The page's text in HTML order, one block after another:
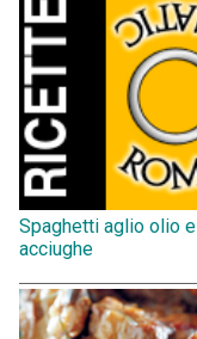
Spaghetti aglio olio e
acciughe